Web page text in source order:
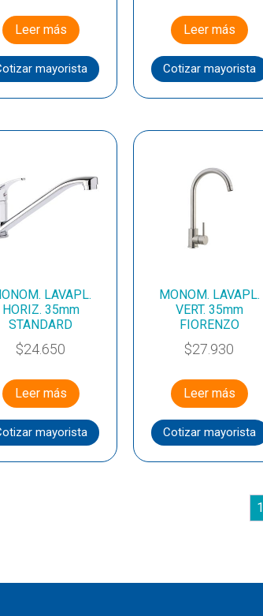
Leer más
mayorista
Leer más
Cotizar mayorista
LAVAPL.
HORIZ. 35mm
STANDARD
$24.650
Leer más
mayorista
MONOM. LAVAPL.
VERT. 35mm
FIORENZO
$27.930
Leer más
Cotizar mayorista
1